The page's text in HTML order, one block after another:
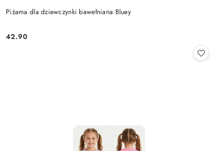
Piżama dla dziewczynki bawełniana Bluey
Cena:
42.90